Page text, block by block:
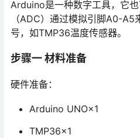
Arduino是一种数字工具，它
（ADC）通过模拟引脚A0-
号，如TMP36温度传感器。
步骤一 材料准备
硬件准备：
Arduino UNO×1
TMP36×1